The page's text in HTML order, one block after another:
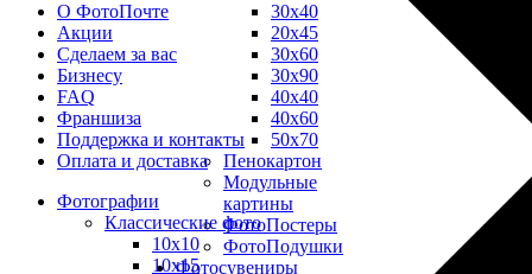
30х40
20х45
30х60
30х90
40х40
40х60
50х70
Пенокартон
Модульные
картины
ФотоПостеры
ФотоПодушки
Фотоcувениры
О ФотоПочте
Акции
Сделаем за вас
Бизнесу
FAQ
Франшиза
Поддержка и контакты
Оплата и доставка
Фотографии
Классические фото
10х10
10х15